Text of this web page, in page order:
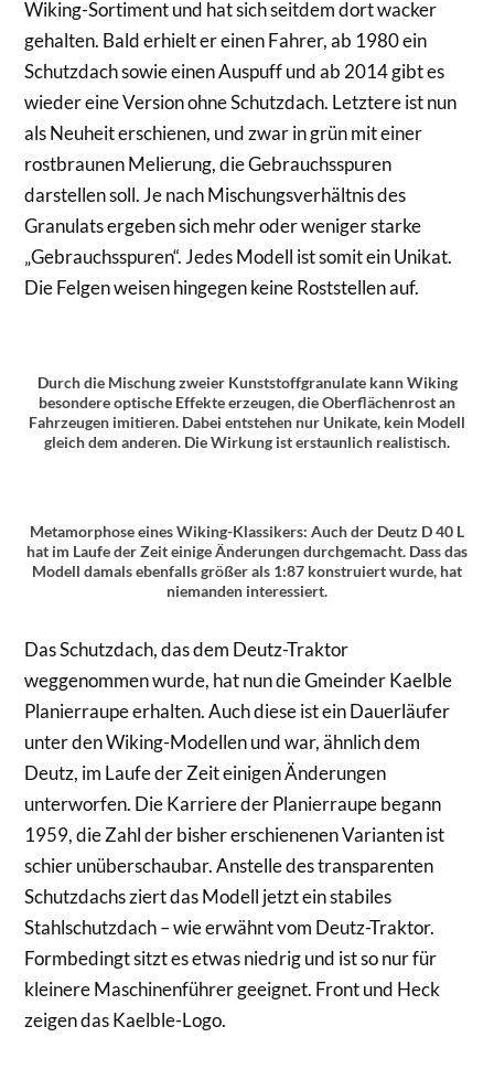
Wiking-Sortiment und hat sich seitdem dort wacker
gehalten. Bald erhielt er einen Fahrer, ab 1980 ein
Schutzdach sowie einen Auspuff und ab 2014 gibt es
wieder eine Version ohne Schutzdach. Letztere ist nun
als Neuheit erschienen, und zwar in grün mit einer
rostbraunen Melierung, die Gebrauchsspuren
darstellen soll. Je nach Mischungsverhältnis des
Granulats ergeben sich mehr oder weniger starke
„Gebrauchsspuren“. Jedes Modell ist somit ein Unikat.
Die Felgen weisen hingegen keine Roststellen auf.
Durch die Mischung zweier Kunststoffgranulate kann Wiking
besondere optische Effekte erzeugen, die Oberflächenrost an
Fahrzeugen imitieren. Dabei entstehen nur Unikate, kein Modell
gleich dem anderen. Die Wirkung ist erstaunlich realistisch.
Metamorphose eines Wiking-Klassikers: Auch der Deutz D 40 L
hat im Laufe der Zeit einige Änderungen durchgemacht. Dass das
Modell damals ebenfalls größer als 1:87 konstruiert wurde, hat
niemanden interessiert.
Das Schutzdach, das dem Deutz-Traktor
weggenommen wurde, hat nun die Gmeinder Kaelble
Planierraupe erhalten. Auch diese ist ein Dauerläufer
unter den Wiking-Modellen und war, ähnlich dem
Deutz, im Laufe der Zeit einigen Änderungen
unterworfen. Die Karriere der Planierraupe begann
1959, die Zahl der bisher erschienenen Varianten ist
schier unüberschaubar. Anstelle des transparenten
Schutzdachs ziert das Modell jetzt ein stabiles
Stahlschutzdach – wie erwähnt vom Deutz-Traktor.
Formbedingt sitzt es etwas niedrig und ist so nur für
kleinere Maschinenführer geeignet. Front und Heck
zeigen das Kaelble-Logo.